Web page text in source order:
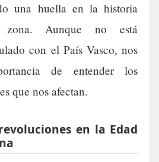
una huella en la historia
Aunque no está
con el País Vasco, nos
de entender los
que nos afectan.
en la Edad